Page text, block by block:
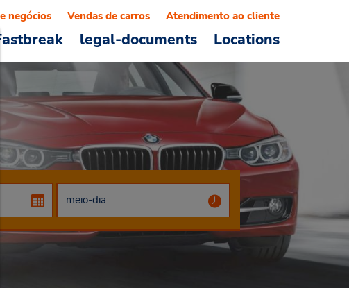
Fastbreak legal-documents Locations
negócios Vendas de carros Atendimento ao cliente